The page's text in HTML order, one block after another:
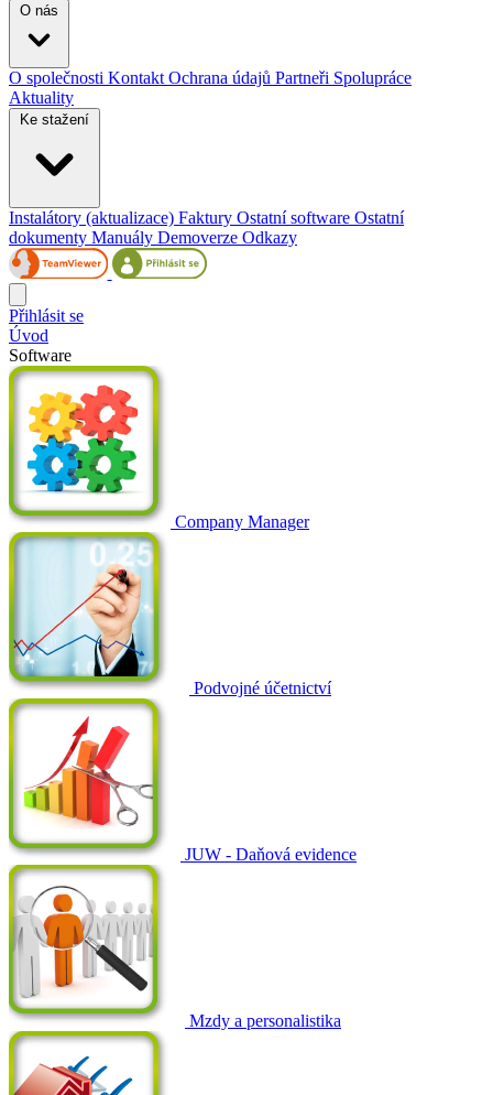
O nás
O společnosti Kontakt Ochrana údajů Partneři Spolupráce
Aktuality
Ke stažení
Instalátory (aktualizace) Faktury Ostatní software Ostatní
dokumenty Manuály Demoverze Odkazy
Přihlásit se
Úvod
Software
Company Manager
Podvojné účetnictví
JUW - Daňová evidence
Mzdy a personalistika